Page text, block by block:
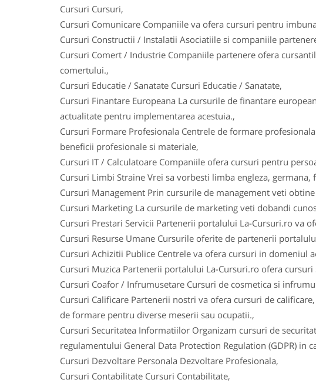
Cursuri Cursuri,
Cursuri Comunicare Companiile va ofera cursuri pentru
Cursuri Constructii / Instalatii Asociatiile si companiile
Cursuri Comert / Industrie Companiile partenere ofera
comertului.,
Cursuri Educatie / Sanatate Cursuri Educatie / Sanatate,
Cursuri Finantare Europeana La cursurile de finantare
actualitate pentru implementarea acestuia.,
Cursuri Formare Profesionala Centrele de formare
beneficii profesionale si materiale,
Cursuri IT / Calculatoare Companiile ofera cursuri pentru
Cursuri Limbi Straine Vrei sa vorbesti limba engleza,
Cursuri Management Prin cursurile de management veti
Cursuri Marketing La cursurile de marketing veti dobandi
Cursuri Prestari Servicii Partenerii portalului La-Cursuri.ro va
Cursuri Resurse Umane Cursurile oferite de partenerii
Cursuri Achizitii Publice Centrele va ofera cursuri in domeniul
Cursuri Muzica Partenerii portalului La-Cursuri.ro ofera
Cursuri Coafor / Infrumusetare Cursuri de cosmetica si
Cursuri Calificare Partenerii nostri va ofera cursuri de
de formare pentru diverse meserii sau ocupatii.,
Cursuri Securitatea Informatiilor Organizam cursuri de
regulamentului General Data Protection Regulation (GDPR) in
Cursuri Dezvoltare Personala Dezvoltare Profesionala,
Cursuri Contabilitate Cursuri Contabilitate,